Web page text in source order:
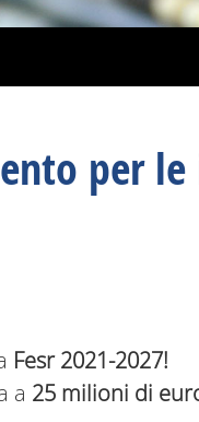
per le
Fesr 2021-2027!
a 25 milioni di